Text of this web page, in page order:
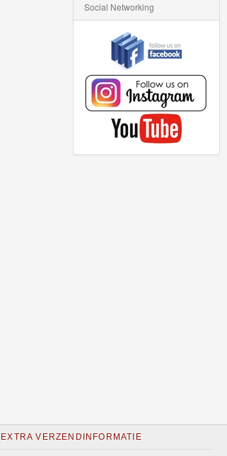
Social Networking
EXTRA VERZENDINFORMATIE